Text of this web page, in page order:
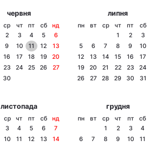
червня
ср чт пт сб
нд
2 3 4 5
6
9 10 11 12
13
16 17 18 19
20
23 24 25 26
27
30
липня
пн вт ср чт пт сб
1
2 3
5
6 7 8 9 10
12
13 14 15 16 17
19
20 21 22 23 24
26
27 28 29 30 31
листопада
ср чт пт сб
нд
3 4 5 6
7
10 11 12 13
14
грудня
пн вт ср чт пт сб
1
2 3 4
6
7 8 9 10 11